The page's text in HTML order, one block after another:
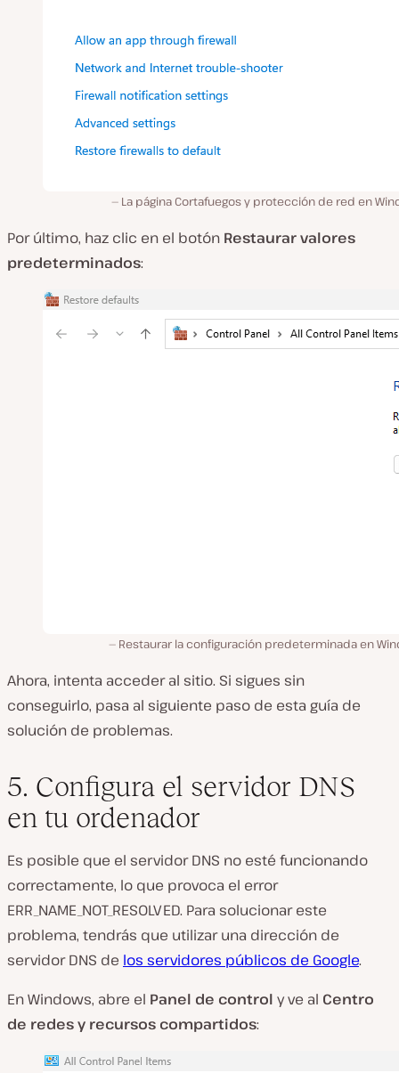
La página Cortafuegos y protección de red en
Por último, haz clic en el botón Restaurar valores
predeterminados:
Restaurar la configuración predeterminada en
Ahora, intenta acceder al sitio. Si sigues sin
conseguirlo, pasa al siguiente paso de esta guía de
solución de problemas.
5. Configura el servidor DNS
en tu ordenador
Es posible que el servidor DNS no esté funcionando
correctamente, lo que provoca el error
ERR_NAME_NOT_RESOLVED. Para solucionar este
problema, tendrás que utilizar una dirección de
servidor DNS de los servidores públicos de Google.
En Windows, abre el Panel de control y ve al Centro
de redes y recursos compartidos: